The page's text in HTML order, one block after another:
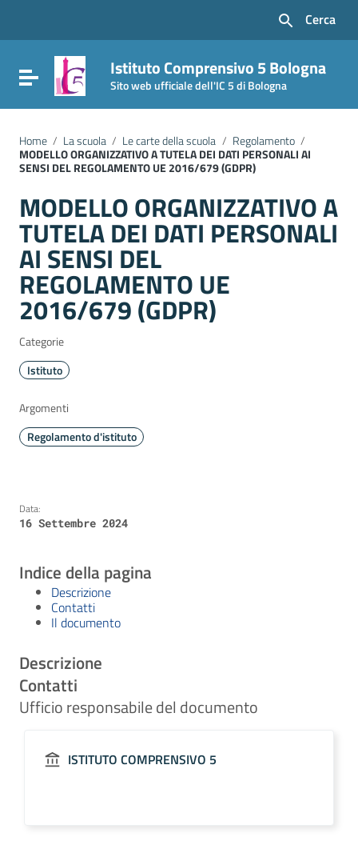
Vai al footer
Cerca
Attiva / disattiva la navigazione
Istituto Comprensivo 5 Bologna
Sito web ufficiale dell'IC 5 di Bologna
Home / La scuola / Le carte della scuola / Regolamento /
MODELLO ORGANIZZATIVO A TUTELA DEI DATI PERSONALI AI
SENSI DEL REGOLAMENTO UE 2016/679 (GDPR)
MODELLO ORGANIZZATIVO A
TUTELA DEI DATI PERSONALI
AI SENSI DEL
REGOLAMENTO UE
2016/679 (GDPR)
Categorie
Istituto
Argomenti
Regolamento d'istituto
Data:
16 Settembre 2024
Indice della pagina
Descrizione
Contatti
Il documento
Descrizione
Contatti
Ufficio responsabile del documento
ISTITUTO COMPRENSIVO 5